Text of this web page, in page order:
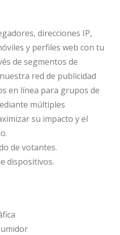
direcciones IP,
y perfiles web con tu
de segmentos de
red de publicidad
en línea para grupos de
múltiples
su impacto y el
de votantes.
dispositivos.